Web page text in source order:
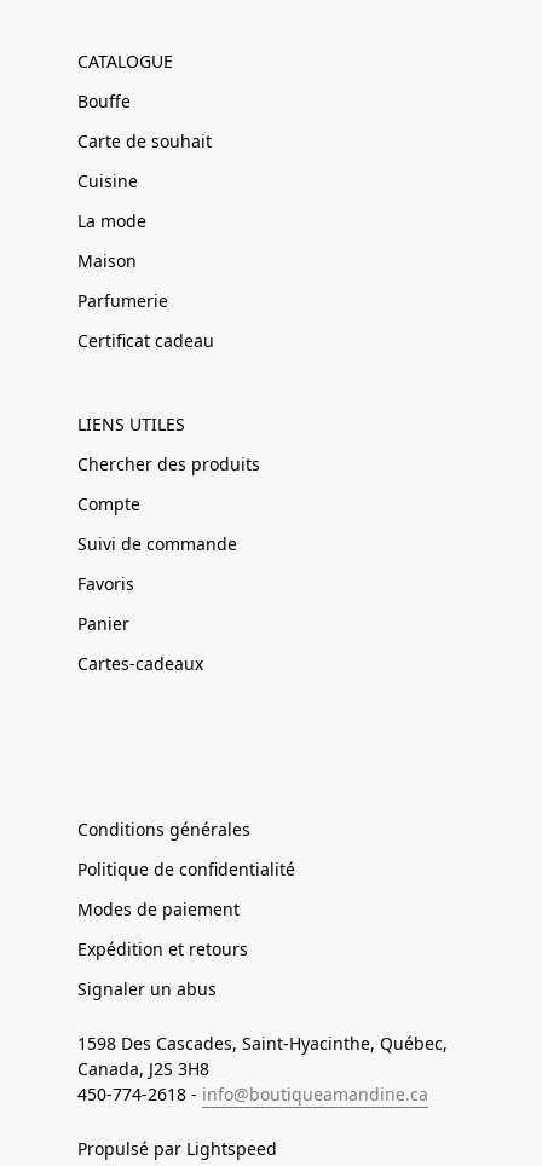
CATALOGUE
Bouffe
Carte de souhait
Cuisine
La mode
Maison
Parfumerie
Certificat cadeau
LIENS UTILES
Chercher des produits
Compte
Suivi de commande
Favoris
Panier
Cartes-cadeaux
Conditions générales
Politique de confidentialité
Modes de paiement
Expédition et retours
Signaler un abus
1598 Des Cascades, Saint-Hyacinthe, Québec,
Canada, J2S 3H8
450-774-2618 - info@boutiqueamandine.ca
Propulsé par Lightspeed